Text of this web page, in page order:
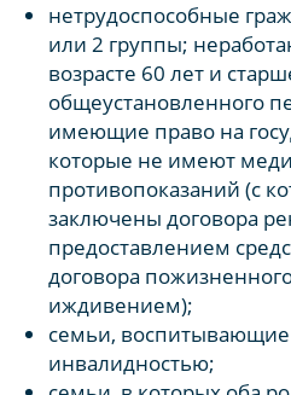
нетрудоспособные
или 2 группы;
возрасте 60 лет и
общеустановленного
имеющие право на
которые не имеют
противопоказаний (с
заключены договора
предоставлением
договора
иждивением);
семьи, воспитывающие
инвалидностью;